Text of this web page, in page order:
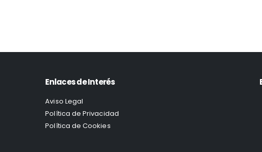
Enlaces de Interés
Aviso Legal
Política de Privacidad
Política de Cookies